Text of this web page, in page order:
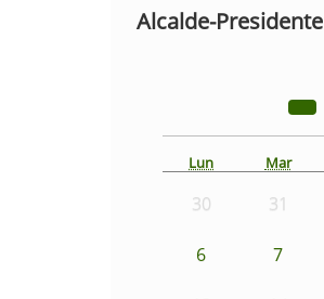
Alcalde-Presidente
Lun Mar
30 31
6 7